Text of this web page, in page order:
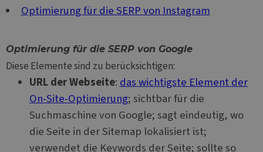
Optimierung für die SERP von Instagram
Optimierung für die SERP von Google
Diese Elemente sind zu berücksichtigen:
URL der Webseite: das wichtigste Element der
On-Site-Optimierung; sichtbar für die
Suchmaschine von Google; sagt eindeutig, wo
die Seite in der Sitemap lokalisiert ist;
verwendet die Keywords der Seite; sollte so